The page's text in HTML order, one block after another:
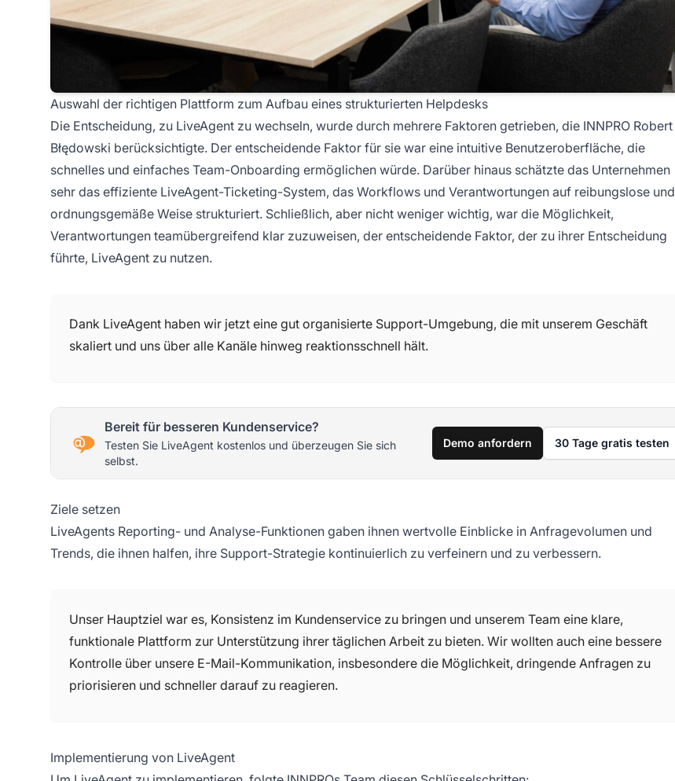
Auswahl der richtigen Plattform zum Aufbau eines strukturierten Helpdesks
Die Entscheidung, zu LiveAgent zu wechseln, wurde durch mehrere Faktoren getrieben, die INNPRO Robert
Błędowski berücksichtigte. Der entscheidende Faktor für sie war eine intuitive Benutzeroberfläche, die
schnelles und einfaches Team-Onboarding ermöglichen würde. Darüber hinaus schätzte das Unternehmen
sehr das effiziente LiveAgent-Ticketing-System, das Workflows und Verantwortungen auf reibungslose und
ordnungsgemäße Weise strukturiert. Schließlich, aber nicht weniger wichtig, war die Möglichkeit,
Verantwortungen teamübergreifend klar zuzuweisen, der entscheidende Faktor, der zu ihrer Entscheidung
führte, LiveAgent zu nutzen.
Dank LiveAgent haben wir jetzt eine gut organisierte Support-Umgebung, die mit unserem Geschäft
skaliert und uns über alle Kanäle hinweg reaktionsschnell hält.
Bereit für besseren Kundenservice?
Testen Sie LiveAgent kostenlos und überzeugen Sie sich
selbst.
Demo anfordern 30 Tage gratis testen
Ziele setzen
LiveAgents Reporting- und Analyse-Funktionen gaben ihnen wertvolle Einblicke in Anfragevolumen und
Trends, die ihnen halfen, ihre Support-Strategie kontinuierlich zu verfeinern und zu verbessern.
Unser Hauptziel war es, Konsistenz im Kundenservice zu bringen und unserem Team eine klare,
funktionale Plattform zur Unterstützung ihrer täglichen Arbeit zu bieten. Wir wollten auch eine bessere
Kontrolle über unsere E-Mail-Kommunikation, insbesondere die Möglichkeit, dringende Anfragen zu
priorisieren und schneller darauf zu reagieren.
Implementierung von LiveAgent